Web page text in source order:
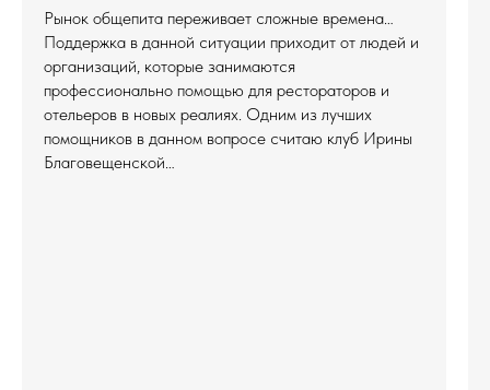
Рынок общепита переживает сложные времена…
Поддержка в данной ситуации приходит от людей и
организаций, которые занимаются
профессионально помощью для рестораторов и
отельеров в новых реалиях. Одним из лучших
помощников в данном вопросе считаю клуб Ирины
Благовещенской…